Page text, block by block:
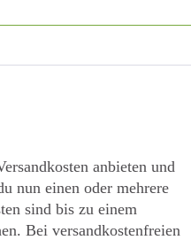
anbieten und
nun einen oder mehrere
sind bis zu einem
Bei versandkostenfreien